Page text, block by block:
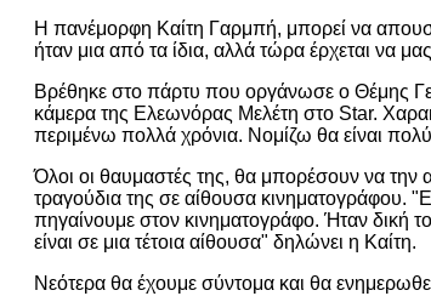
Η πανέμορφη Καίτη Γαρμπή, μπορεί να
ήταν μια από τα ίδια, αλλά τώρα έρχεται να
Βρέθηκε στο πάρτυ που οργάνωσε ο Θέμης
κάμερα της Ελεωνόρας Μελέτη στο Star.
περιμένω πολλά χρόνια. Νομίζω θα είναι
Όλοι οι θαυμαστές της, θα μπορέσουν να
τραγούδια της σε αίθουσα κινηματογράφου.
πηγαίνουμε στον κινηματογράφο. Ήταν δική
είναι σε μια τέτοια αίθουσα" δηλώνει η Καίτη.
Νεότερα θα έχουμε σύντομα και θα